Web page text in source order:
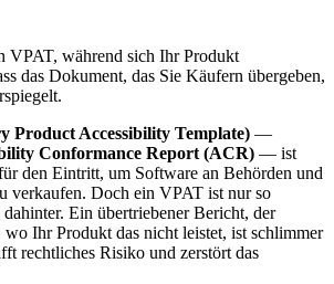
VPAT, während sich Ihr Produkt
das Dokument, das Sie Käufern übergeben,
Product Accessibility Template) —
Conformance Report (ACR) — ist
den Eintritt, um Software an Behörden und
verkaufen. Doch ein VPAT ist nur so
Ein übertriebener Bericht, der
wo Ihr Produkt das nicht leistet, ist schlimmer
rechtliches Risiko und zerstört das